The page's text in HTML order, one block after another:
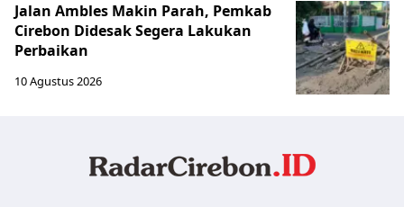
Jalan Ambles Makin Parah, Pemkab
Cirebon Didesak Segera Lakukan
Perbaikan
10 Agustus 2026